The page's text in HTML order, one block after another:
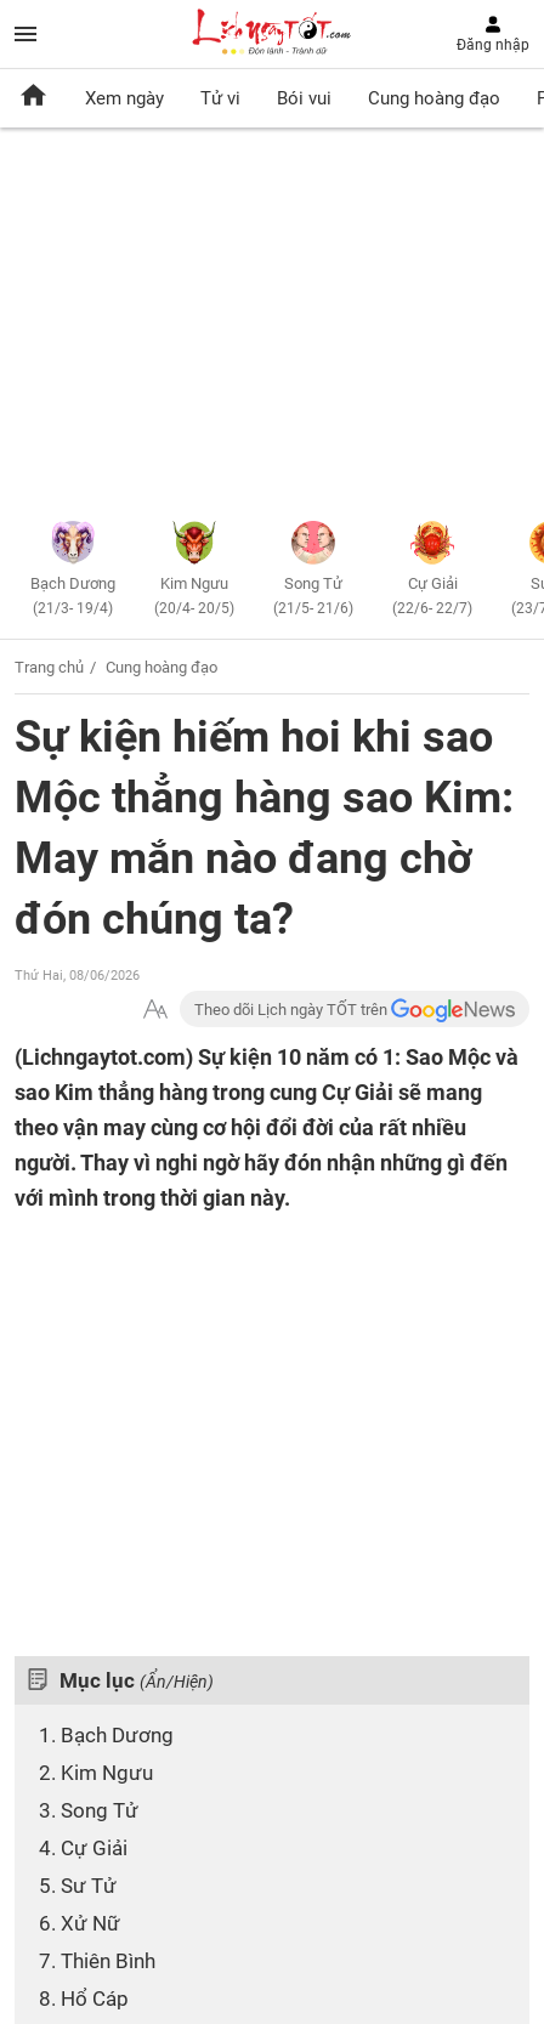
Đăng nhập
Xem ngày Tử vi Bói vui Cung hoàng đạo
Bạch Dương
(21/3- 19/4)
Kim Ngưu
(20/4- 20/5)
Song Tử
(21/5- 21/6)
Cự Giải
(22/6- 22/7) (23/
Trang chủ Cung hoàng đạo
Sự kiện hiếm hoi khi sao
Mộc thẳng hàng sao Kim:
May mắn nào đang chờ
đón chúng ta?
Thứ Hai, 08/06/2026
Theo dõi Lịch ngày TỐT trên
(Lichngaytot.com)Sự kiện 10 năm có 1: Sao Mộc và
sao Kim thẳng hàng trong cung Cự Giải sẽ mang
theo vận may cùng cơ hội đổi đời của rất nhiều
người. Thay vì nghi ngờ hãy đón nhận những gì đến
với mình trong thời gian này.
Mục lục (Ẩn/Hiện)
1. Bạch Dương
2. Kim Ngưu
3. Song Tử
4. Cự Giải
5. Sư Tử
6. Xử Nữ
7. Thiên Bình
8. Hổ Cáp